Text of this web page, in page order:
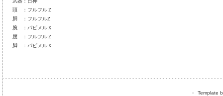
頭 ：フルフルＺ
胴 ：フルフルZ
腕 ：パピメルＸ
腰 ：フルフルＺ
脚 ：パピメルＸ
Template